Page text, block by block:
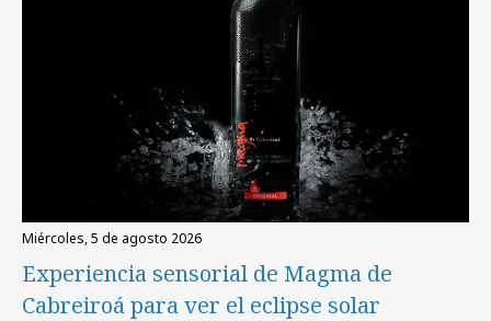
miércoles, 5 de agosto 2026
Experiencia sensorial de Magma de
Cabreiroá para ver el eclipse solar